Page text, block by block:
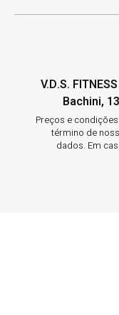
V.D.S.
Bachini,
Preços e
término de
dados. Em